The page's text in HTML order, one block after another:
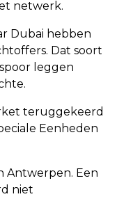
netwerk.
Dubai hebben
Dat soort
leggen
teruggekeerd
Eenheden
Antwerpen. Een
niet